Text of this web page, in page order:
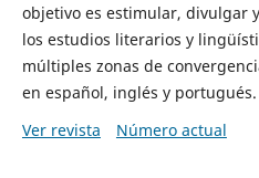
objetivo es estimular, divulgar
los estudios literarios y
múltiples zonas de
en español, inglés y portugués.
Ver revista
Número actual